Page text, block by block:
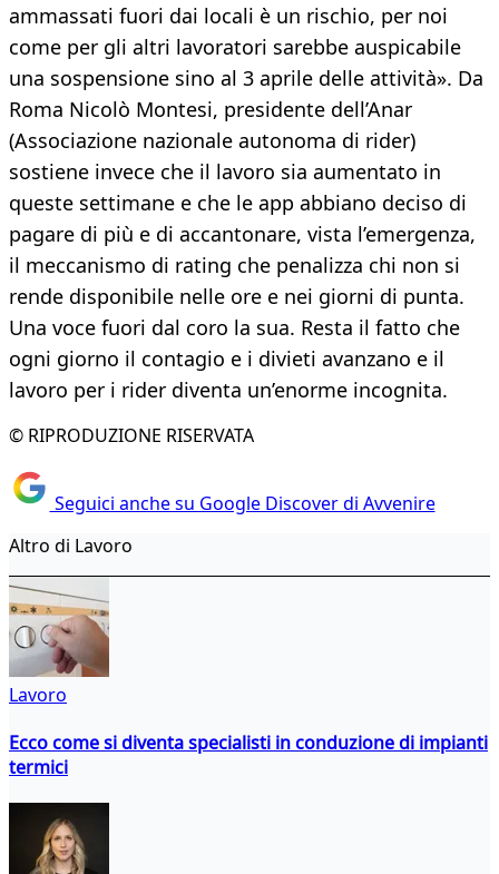
ammassati fuori dai locali è un rischio, per noi
come per gli altri lavoratori sarebbe auspicabile
una sospensione sino al 3 aprile delle attività». Da
Roma Nicolò Montesi, presidente dell’Anar
(Associazione nazionale autonoma di rider)
sostiene invece che il lavoro sia aumentato in
queste settimane e che le app abbiano deciso di
pagare di più e di accantonare, vista l’emergenza,
il meccanismo di rating che penalizza chi non si
rende disponibile nelle ore e nei giorni di punta.
Una voce fuori dal coro la sua. Resta il fatto che
ogni giorno il contagio e i divieti avanzano e il
lavoro per i rider diventa un’enorme incognita.
© RIPRODUZIONE RISERVATA
Seguici anche su Google Discover di Avvenire
Altro di Lavoro
Lavoro
Ecco come si diventa specialisti in conduzione di impianti
termici